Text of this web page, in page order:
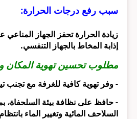
سبب رفع درجات الحرارة:
زيادة الحرارة تحفز الجهاز
إذابة المخاط بالجهاز التنفسي.
مطلوب تحسين تهوية المكان
- وفر تهوية كافية للغرفة مع تجنب
- حافظ على نظافة بيئة السلحفاة،
السلاحف المائية وتغيير الماء بانتظام،